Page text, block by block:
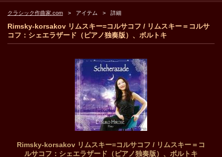
クラシック作曲家.com アイテム 詳細
Rimsky-korsakov リムスキー=コルサコフ / リムスキー＝コルサ
コフ：シェエラザード（ピアノ独奏版）、ボルトキ
Rimsky-korsakov リムスキー=コルサコフ / リムスキー＝コ
ルサコフ：シェエラザード（ピアノ独奏版）、ボルトキ